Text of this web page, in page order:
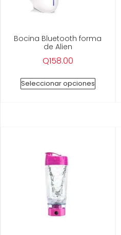
Bocina Bluetooth forma
de Alien
Q158.00
Seleccionar opciones